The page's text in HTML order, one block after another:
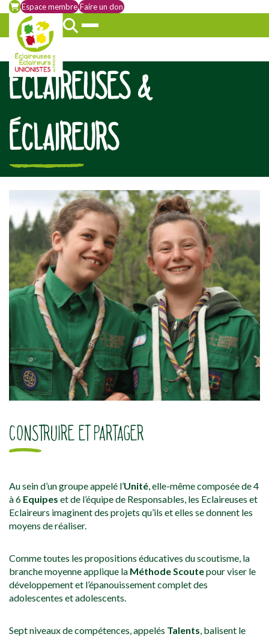
Espace membre Faire un don
ÉCLAIREUSES &
ÉCLAIREURS
CONSTRUIRE ET PARTAGER
Au sein d’un groupe appelé l’Unité, elle-même composée de 4
à 6 Equipes et de l’équipe de Responsables, les Eclaireuses et
Eclaireurs imaginent des projets qu’ils et elles se donnent les
moyens de réaliser.
Comme toutes les propositions éducatives du scoutisme, la
branche moyenne applique la Méthode Scoutepour viser le
développement et l’épanouissement complet des
adolescentes et adolescents.
Sept niveaux de compétences, appelés Talents, balisent le